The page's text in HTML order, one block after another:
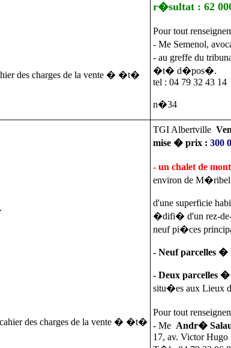
des charges de la vente � �t�
r�sultat : 62
Pour tout
- Me Semenol,
- au greffe du
�t� d�pos�.
tel : 04 79 32 43 14
n�34
.
des charges de la vente � �t�
TGI Albertville
mise � prix : 300
- un chalet de
environ de M�ribel
d'une superficie
�difi� d'un rez-de-
neuf pi�ces
- Neuf parcelles
- Deux parcelles
situ�es aux Lieux
Pour tout
- Me Andr�
17, av. Victor